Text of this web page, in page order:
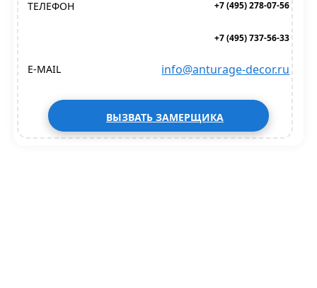
ТЕЛЕФОН +7 (495) 278-07-56
+7 (495) 737-56-33
E-MAIL info@anturage-decor.ru
ВЫЗВАТЬ ЗАМЕРЩИКА